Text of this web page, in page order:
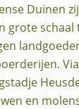
Duinen
grote schaal
en